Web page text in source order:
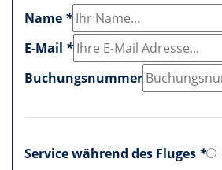
Name *
E-Mail *
Buchungsnummer
Service während des Fluges *